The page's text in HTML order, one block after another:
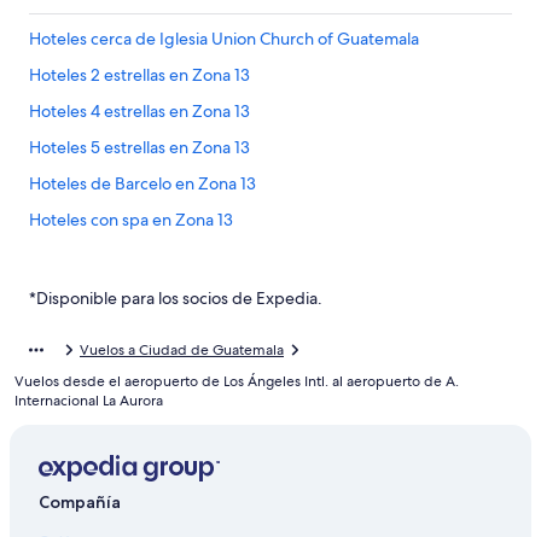
Hoteles cerca de Iglesia Union Church of Guatemala
Hoteles 2 estrellas en Zona 13
Hoteles 4 estrellas en Zona 13
Hoteles 5 estrellas en Zona 13
Hoteles de Barcelo en Zona 13
Hoteles con spa en Zona 13
Hoteles familiares en Zona 13
Hoteles con aire acondicionado en Zona 13
Hoteles con cocina en Zona 13
Hoteles con gimnasio en Zona 13
Hoteles con alberca en Zona 13
*Disponible para los socios de Expedia.
Vuelos a Ciudad de Guatemala
Vuelos desde el aeropuerto de Los Ángeles Intl. al aeropuerto de A.
Internacional La Aurora
Compañía